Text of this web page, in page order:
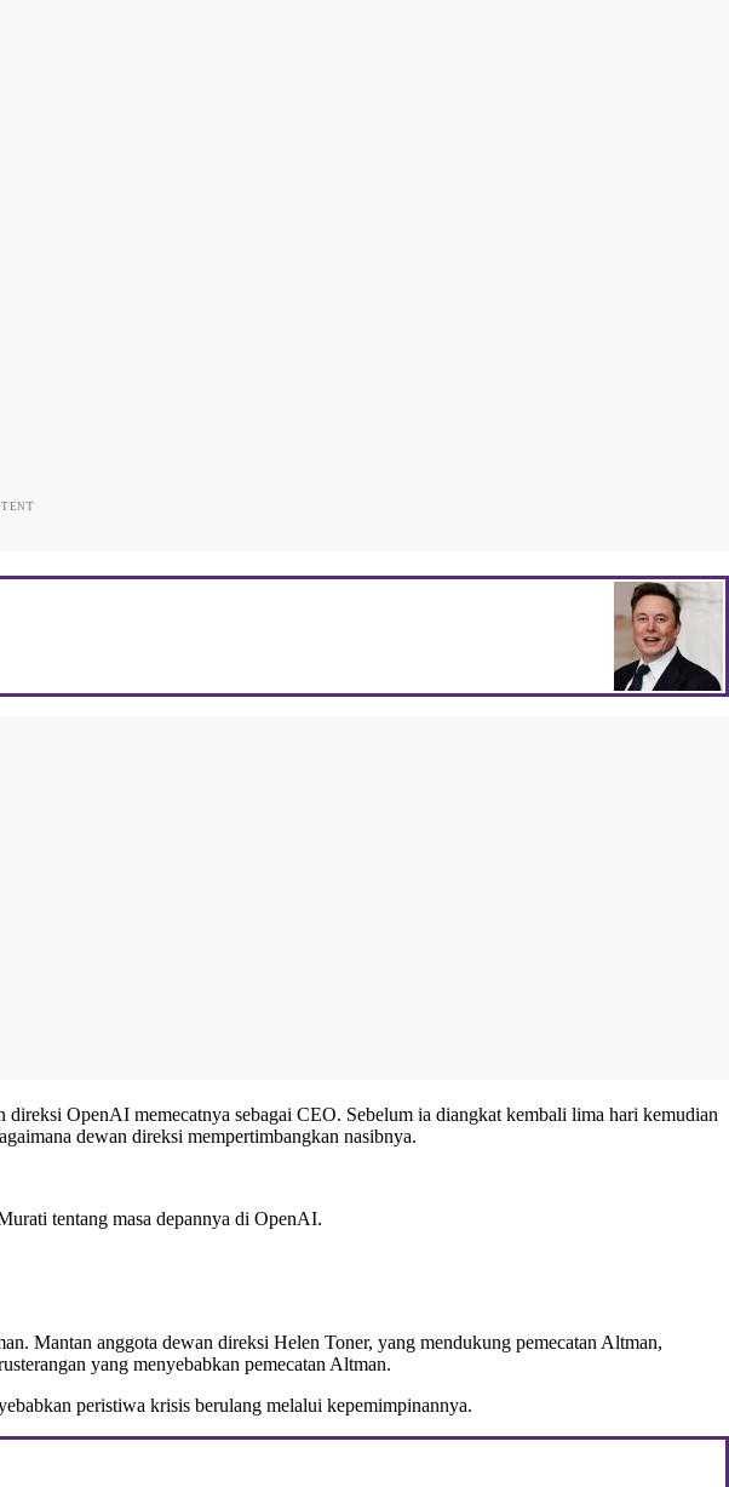
OpenAI memecatnya sebagai CEO. Sebelum ia diangkat kembali lima hari kemudian
dewan direksi mempertimbangkan nasibnya.
tentang masa depannya di OpenAI.
Mantan anggota dewan direksi Helen Toner, yang mendukung pemecatan Altman,
yang menyebabkan pemecatan Altman.
peristiwa krisis berulang melalui kepemimpinannya.